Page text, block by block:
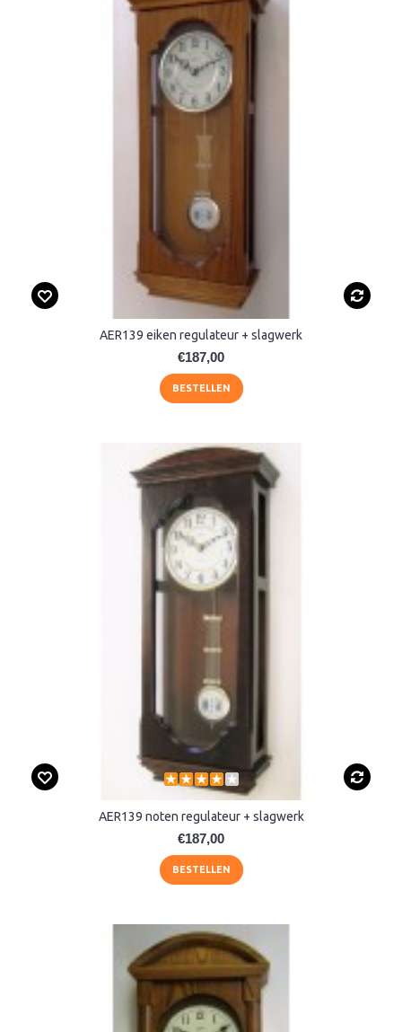
AER139 eiken regulateur + slagwerk
€187,00
BESTELLEN
AER139 noten regulateur + slagwerk
€187,00
BESTELLEN